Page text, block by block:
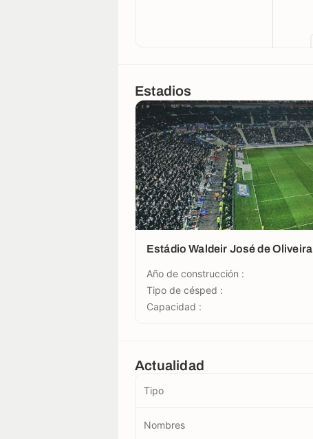
Estadios
Estádio Waldeir José de Oliveira
Año de construcción :
Tipo de césped :
Capacidad :
Actualidad
Tipo
Nombres